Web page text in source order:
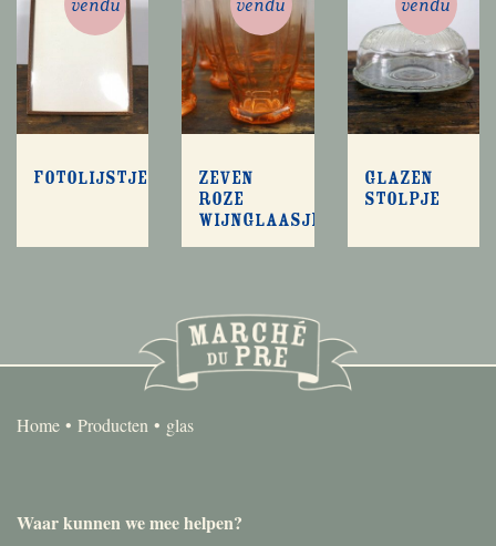
Fotolijstje
Zeven
roze
wijnglaasjes
Glazen
stolpje
Home Producten glas
Waar kunnen we mee helpen?